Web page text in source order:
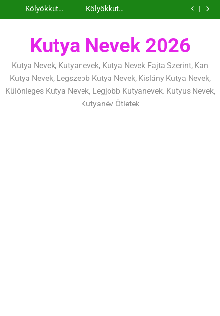
a
következetesen
héten kezdj el
alapelvek, amik
egész életre
mentálisan és
fizikailag
határok:
tanítás alapjai,
Kölyökkutya
nevelési
szólnak
Kölyökkutya
lefárasztása:
Kölyökkutya és
következetesen
Kutya Nevek 2026
Kutya Nevek, Kutyanevek, Kutya Nevek Fajta Szerint, Kan
Kutya Nevek, Legszebb Kutya Nevek, Kislány Kutya Nevek,
Különleges Kutya Nevek, Legjobb Kutyanevek. Kutyus Nevek,
Kutyanév Ötletek